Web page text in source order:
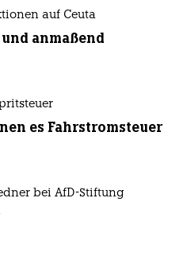
auf Ceuta
anmaßend
es Fahrstromsteuer
bei AfD-Stiftung